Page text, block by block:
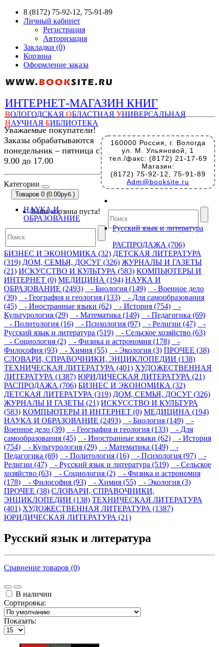
8 (8172) 75-92-12, 75-91-89
Личный кабинет
Регистрация
Авторизация
Закладки (0)
Корзина
Оформление заказа
ИНТЕРНЕТ-МАГАЗИН КНИГ
ВОЛОГОДСКАЯ ОБЛАСТНАЯ УНИВЕРСАЛЬНАЯ
НАУЧНАЯ БИБЛИОТЕКА
160000 Россия, г. Вологда
ул. М. Ульяновой, 1
тел./факс: (8172) 21-17-69
Магазин:
(8172) 75-92-12, 75-91-89
Adm@booksite.ru
Уважаемые покупатели!
Заказы обрабатываются
понедельник – пятница с
9.00 до 17.00
Категории
Товаров 0 (0.00руб.)
Ваша корзина пуста!
НАУКА И
ОБРАЗОВАНИЕ
Русский язык и литература
РАСПРОДАЖА (706)
БИЗНЕС И ЭКОНОМИКА (32) ДЕТСКАЯ ЛИТЕРАТУРА
(319) ДОМ, СЕМЬЯ, ДОСУГ (326) ЖУРНАЛЫ И ГАЗЕТЫ
(21) ИСКУССТВО И КУЛЬТУРА (583) КОМПЬЮТЕРЫ И
ИНТЕРНЕТ (0) МЕДИЦИНА (194) НАУКА И
ОБРАЗОВАНИЕ (2493)
- Биология (149)
- Военное дело
(39)
- География и геология (133)
- Для самообразования
(45)
- Иностранные языки (62) - История (754)
-
Культурология (29)
- Математика (149)
- Педагогика (69)
- Политология (16)
- Психология (97) - Религии (47)
-
Русский язык и литература (519)
- Сельское хозяйство (63)
- Социология (2)
- Физика и астрономия (178)
-
Философия (93)
- Химия (55) - Экология (3) ПРОЧЕЕ (38)
СЛОВАРИ, СПРАВОЧНИКИ, ЭНЦИКЛОПЕДИИ (138)
ТЕХНИЧЕСКАЯ ЛИТЕРАТУРА (401) ХУДОЖЕСТВЕННАЯ
ЛИТЕРАТУРА (1387) ЮРИДИЧЕСКАЯ ЛИТЕРАТУРА (21)
РАСПРОДАЖА (706) БИЗНЕС И ЭКОНОМИКА (32)
ДЕТСКАЯ ЛИТЕРАТУРА (319) ДОМ, СЕМЬЯ, ДОСУГ (326)
ЖУРНАЛЫ И ГАЗЕТЫ (21) ИСКУССТВО И КУЛЬТУРА
(583) КОМПЬЮТЕРЫ И ИНТЕРНЕТ (0) МЕДИЦИНА (194)
НАУКА И ОБРАЗОВАНИЕ (2493)
- Биология (149)
-
Военное дело (39)
- География и геология (133)
- Для
самообразования (45)
- Иностранные языки (62)
- История
(754)
- Культурология (29) - Математика (149)
-
Педагогика (69)
- Политология (16) - Психология (97)
-
Религии (47)
- Русский язык и литература (519)
- Сельское
хозяйство (63)
- Социология (2)
- Физика и астрономия
(178)
- Философия (93) - Химия (55)
- Экология (3)
ПРОЧЕЕ (38) СЛОВАРИ, СПРАВОЧНИКИ,
ЭНЦИКЛОПЕДИИ (138) ТЕХНИЧЕСКАЯ ЛИТЕРАТУРА
(401) ХУДОЖЕСТВЕННАЯ ЛИТЕРАТУРА (1387)
ЮРИДИЧЕСКАЯ ЛИТЕРАТУРА (21)
Русский язык и литература
Сравнение товаров (0)
В наличии
Сортировка:
Показать: